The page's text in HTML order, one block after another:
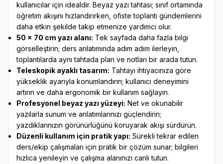
kullanıcılar için idealdir. Beyaz yazı tahtası; sınıf ortamında
öğretim akışını hızlandırırken, ofiste toplantı gündemlerini
daha etkin şekilde takip etmenize yardımcı olur.
50 x 70 cm yazı alanı: Tek sayfada daha fazla bilgi
görselleştirin; ders anlatımında adım adım ilerleyin,
toplantılarda aynı tahtada plan ve notları bir arada tutun.
Teleskopik ayaklı tasarım: Tahtayı ihtiyacınıza göre
yükseklik ayarıyla konumlandırın; kullanıcı deneyimini
artırın ve daha ergonomik bir kullanım sağlayın.
Profesyonel beyaz yazı yüzeyi: Net ve okunabilir
yazılarla sunum ve anlatımlarınızı güçlendirin;
yazdıklarınızın görünürlüğünü koruyarak akışı sürdürün.
Düzenli kullanım için pratik yapı: Sürekli tekrar edilen
ders/ekip çalışmaları için pratik bir çözüm sunar; bilgileri
hızlıca yenileyin ve çalışma alanınızı canlı tutun.